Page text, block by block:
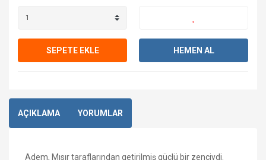
SEPETE EKLE HEMEN AL
AÇIKLAMA YORUMLAR
Adem, Mısır taraflarından getirilmiş güçlü bir zenciydi.